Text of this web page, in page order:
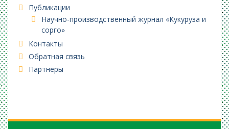
Публикации
Научно-производственный журнал «Кукуруза и
сорго»
Контакты
Обратная связь
Партнеры